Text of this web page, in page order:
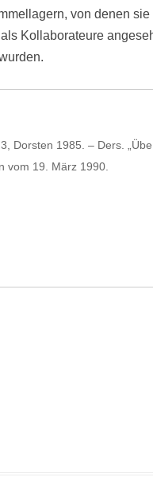
von denen
Kollaborateure
Dorsten 1985. – Ders.
vom 19. März 1990.